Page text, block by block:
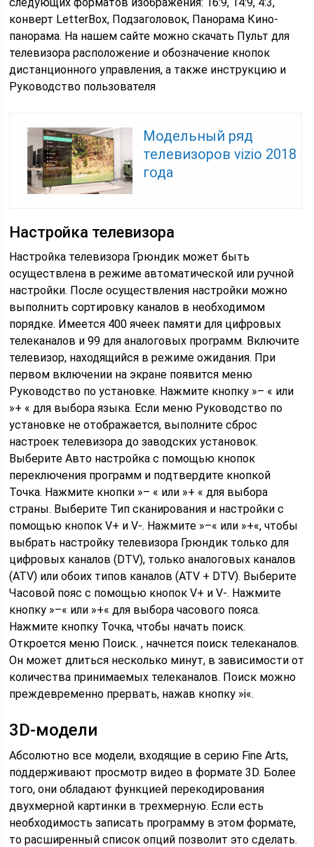
конверт LetterBox, Подзаголовок, Панорама Кино-
панорама. На нашем сайте можно скачать Пульт для
телевизора расположение и обозначение кнопок
дистанционного управления, а также инструкцию и
Руководство пользователя
Модельный ряд
телевизоров vizio 2018
года
Настройка телевизора
Настройка телевизора Грюндик может быть
осуществлена в режиме автоматической или ручной
настройки. После осуществления настройки можно
выполнить сортировку каналов в необходимом
порядке. Имеется 400 ячеек памяти для цифровых
телеканалов и 99 для аналоговых программ. Включите
телевизор, находящийся в режиме ожидания. При
первом включении на экране появится меню
Руководство по установке. Нажмите кнопку »– « или
»+ « для выбора языка. Если меню Руководство по
установке не отображается, выполните сброс
настроек телевизора до заводских установок.
Выберите Авто настройка с помощью кнопок
переключения программ и подтвердите кнопкой
Точка. Нажмите кнопки »– « или »+ « для выбора
страны. Выберите Тип сканирования и настройки с
помощью кнопок V+ и V-. Нажмите »–« или »+«, чтобы
выбрать настройку телевизора Грюндик только для
цифровых каналов (DTV), только аналоговых каналов
(ATV) или обоих типов каналов (ATV + DTV). Выберите
Часовой пояс с помощью кнопок V+ и V-. Нажмите
кнопку »–« или »+« для выбора часового пояса.
Нажмите кнопку Точка, чтобы начать поиск.
Откроется меню Поиск. , начнется поиск телеканалов.
Он может длиться несколько минут, в зависимости от
количества принимаемых телеканалов. Поиск можно
преждевременно прервать, нажав кнопку »i«.
3D-модели
Абсолютно все модели, входящие в серию Fine Arts,
поддерживают просмотр видео в формате 3D. Более
того, они обладают функцией перекодирования
двухмерной картинки в трехмерную. Если есть
необходимость записать программу в этом формате,
то расширенный список опций позволит это сделать.